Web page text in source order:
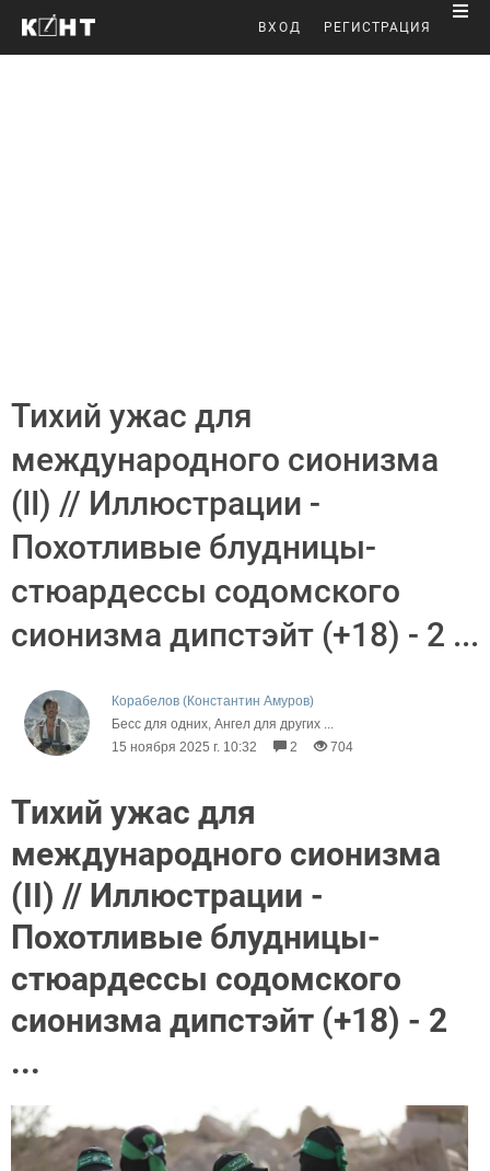
ВХОД РЕГИСТРАЦИЯ
Тихий ужас для
международного сионизма
(II) // Иллюстрации -
Похотливые блудницы-
стюардессы содомского
сионизма дипстэйт (+18) - 2 ...
Корабелов (Константин Амуров)
Бесс для одних, Ангел для других ...
15 ноября 2025 г. 10:32
2 704
Тихий ужас для
международного сионизма
(II) // Иллюстрации -
Похотливые блудницы-
стюардессы содомского
сионизма дипстэйт (+18) - 2
...